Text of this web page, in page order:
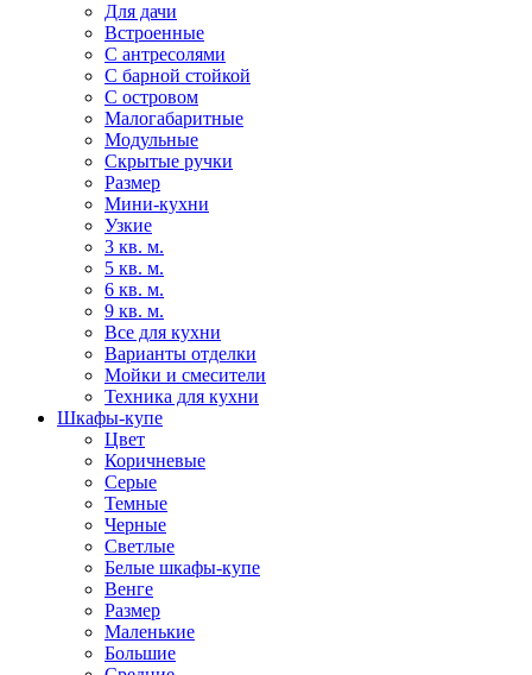
Для дачи
Встроенные
С антресолями
С барной стойкой
С островом
Малогабаритные
Модульные
Скрытые ручки
Размер
Мини-кухни
Узкие
3 кв. м.
5 кв. м.
6 кв. м.
9 кв. м.
Все для кухни
Варианты отделки
Мойки и смесители
Техника для кухни
Шкафы-купе
Цвет
Коричневые
Серые
Темные
Черные
Светлые
Белые шкафы-купе
Венге
Размер
Маленькие
Большие